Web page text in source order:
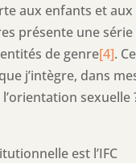
aux enfants et aux
présente une série
de genre[4].
j’intègre, dans
sexuelle
est l’IFC